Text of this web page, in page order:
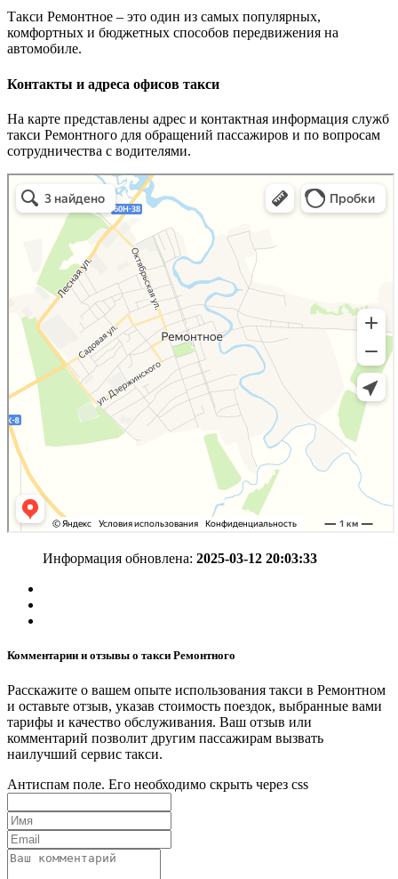
Такси Ремонтное – это один из самых популярных,
комфортных и бюджетных способов передвижения на
автомобиле.
Контакты и адреса офисов такси
На карте представлены адрес и контактная информация служб
такси Ремонтного для обращений пассажиров и по вопросам
сотрудничества с водителями.
Информация обновлена: 2025-03-12 20:03:33
Комментарии и отзывы о такси Ремонтного
Расскажите о вашем опыте использования такси в Ремонтном
и оставьте отзыв, указав стоимость поездок, выбранные вами
тарифы и качество обслуживания. Ваш отзыв или
комментарий позволит другим пассажирам вызвать
наилучший сервис такси.
Антиспам поле. Его необходимо скрыть через css